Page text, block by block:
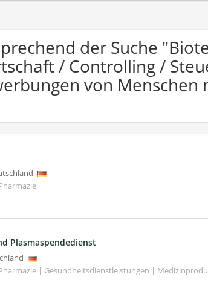
der Suche
/ Controlling /
von Menschen
Plasmaspendedienst
| Gesundheitsdienstleistungen |